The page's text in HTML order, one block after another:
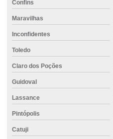
Confins
Maravilhas
Inconfidentes
Toledo
Claro dos Poções
Guidoval
Lassance
Pintópolis
Catuji